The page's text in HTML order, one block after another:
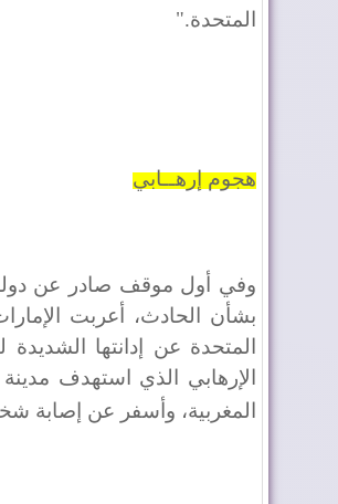
المتحدة".
هجوم إرهــابي
وفي أول موقف صادر عن
بشأن الحادث، أعربت
المتحدة عن إدانتها الشديدة
الإرهابي الذي استهدف
المغربية، وأسفر عن إصابة